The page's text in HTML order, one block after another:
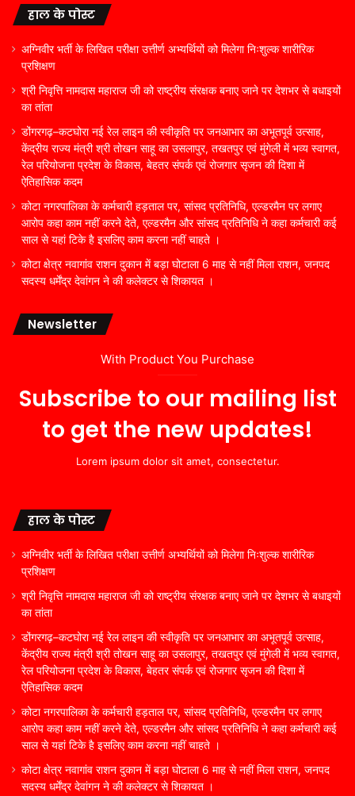
हाल के पोस्ट
अग्निवीर भर्ती के लिखित परीक्षा उत्तीर्ण अभ्यर्थियों को मिलेगा निःशुल्क शारीरिक
प्रशिक्षण
श्री निवृत्ति नामदास महाराज जी को राष्ट्रीय संरक्षक बनाए जाने पर देशभर से बधाइयों
का तांता
डोंगरगढ़–कटघोरा नई रेल लाइन की स्वीकृति पर जनआभार का अभूतपूर्व उत्साह,
केंद्रीय राज्य मंत्री श्री तोखन साहू का उसलापुर, तखतपुर एवं मुंगेली में भव्य स्वागत,
रेल परियोजना प्रदेश के विकास, बेहतर संपर्क एवं रोजगार सृजन की दिशा में
ऐतिहासिक कदम
कोटा नगरपालिका के कर्मचारी हड़ताल पर, सांसद प्रतिनिधि, एल्डरमैन पर लगाए
आरोप कहा काम नहीं करने देते, एल्डरमैन और सांसद प्रतिनिधि ने कहा कर्मचारी कई
साल से यहां टिके है इसलिए काम करना नहीं चाहते ।
कोटा क्षेत्र नवागांव राशन दुकान में बड़ा घोटाला 6 माह से नहीं मिला राशन, जनपद
सदस्य धर्मेंद्र देवांगन ने की कलेक्टर से शिकायत ।
Newsletter
With Product You Purchase
Subscribe to our mailing list
to get the new updates!
Lorem ipsum dolor sit amet, consectetur.
हाल के पोस्ट
अग्निवीर भर्ती के लिखित परीक्षा उत्तीर्ण अभ्यर्थियों को मिलेगा निःशुल्क शारीरिक
प्रशिक्षण
श्री निवृत्ति नामदास महाराज जी को राष्ट्रीय संरक्षक बनाए जाने पर देशभर से बधाइयों
का तांता
डोंगरगढ़–कटघोरा नई रेल लाइन की स्वीकृति पर जनआभार का अभूतपूर्व उत्साह,
केंद्रीय राज्य मंत्री श्री तोखन साहू का उसलापुर, तखतपुर एवं मुंगेली में भव्य स्वागत,
रेल परियोजना प्रदेश के विकास, बेहतर संपर्क एवं रोजगार सृजन की दिशा में
ऐतिहासिक कदम
कोटा नगरपालिका के कर्मचारी हड़ताल पर, सांसद प्रतिनिधि, एल्डरमैन पर लगाए
आरोप कहा काम नहीं करने देते, एल्डरमैन और सांसद प्रतिनिधि ने कहा कर्मचारी कई
साल से यहां टिके है इसलिए काम करना नहीं चाहते ।
कोटा क्षेत्र नवागांव राशन दुकान में बड़ा घोटाला 6 माह से नहीं मिला राशन, जनपद
सदस्य धर्मेंद्र देवांगन ने की कलेक्टर से शिकायत ।